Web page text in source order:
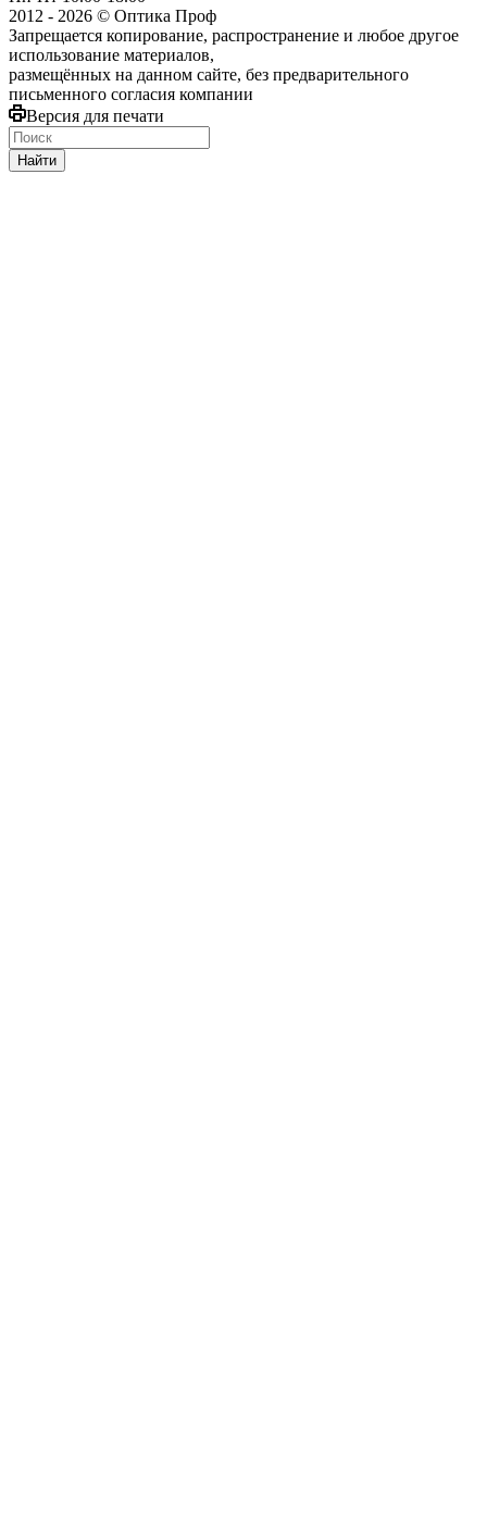
2012 - 2026 © Оптика Проф
Запрещается копирование, распространение и любое другое
использование материалов,
размещённых на данном сайте, без предварительного
письменного согласия компании
Версия для печати
Найти